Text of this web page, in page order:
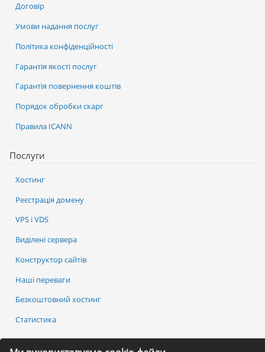
Послуги
Хостинг
Реєстрація домену
VPS і VDS
Виділені сервера
Конструктор сайтів
Наші переваги
Безкоштовний хостинг
Статистика
Договір
Умови надання послуг
Політика конфіденційності
Гарантія якості послуг
Гарантія повернення коштів
Порядок обробки скарг
Правила ICANN